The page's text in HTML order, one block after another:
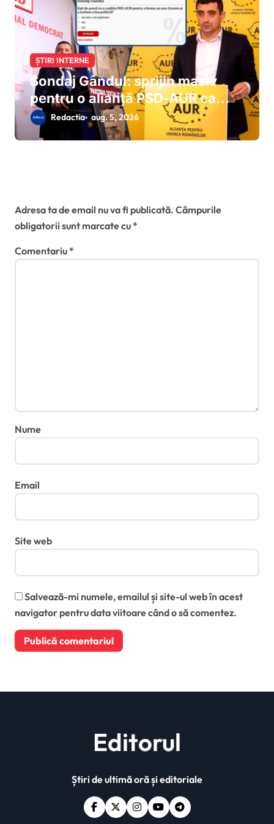
ȘTIRI INTERNE
Sondaj Gândul: sprijin masiv
pentru o alianță PSD-AUR ca
soluție a ieșirii din criza politică
Redactia aug. 5, 2026
Adresa ta de email nu va fi publicată. Câmpurile
obligatorii sunt marcate cu*
Comentariu*
Nume
Email
Site web
Salvează-mi numele, emailul și site-ul web în acest
navigator pentru data viitoare când o să comentez.
Editorul
Știri de ultimă oră și editoriale